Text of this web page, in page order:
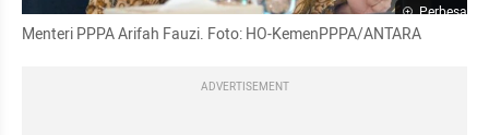
Perbesar
Menteri PPPA Arifah Fauzi. Foto: HO-KemenPPPA/ANTARA
ADVERTISEMENT